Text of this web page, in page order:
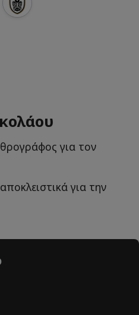
για τον
για την